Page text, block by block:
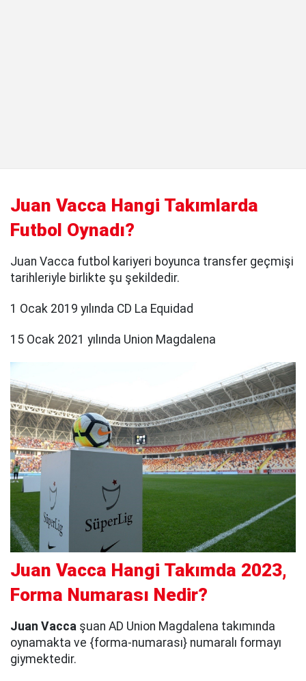
Juan Vacca Hangi Takımlarda
Futbol Oynadı?
Juan Vacca futbol kariyeri boyunca transfer geçmişi
tarihleriyle birlikte şu şekildedir.
1 Ocak 2019 yılında CD La Equidad
15 Ocak 2021 yılında Union Magdalena
Juan Vacca Hangi Takımda 2023,
Forma Numarası Nedir?
Juan Vacca şuan AD Union Magdalena takımında
oynamakta ve {forma-numarası} numaralı formayı
giymektedir.